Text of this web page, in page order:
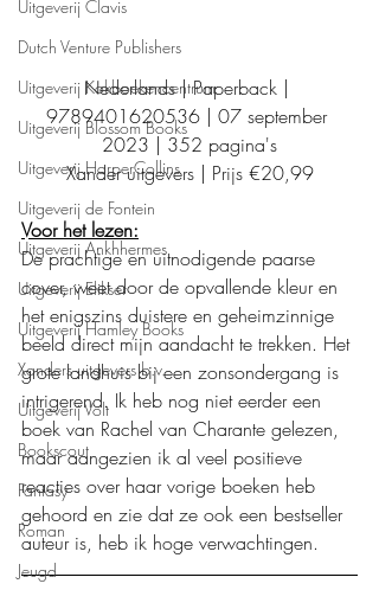
Uitgeverij Clavis
Dutch Venture Publishers
Uitgeverij Kokboekencentrum
Uitgeverij Blossom Books
Uitgeverij HarperCollins
Uitgeverij de Fontein
Uitgeverij Ankhhermes
Uitgeverij Elikser
Uitgeverij Hamley Books
Xanders uitgevers b.v.
Uitgeverij Volt
Bookscout
Fantasy
Roman
Jeugd
Nederlands | Paperback |
9789401620536 | 07 september
2023 | 352 pagina's
Xander uitgevers | Prijs €20,99
Voor het lezen:
De prachtige en uitnodigende paarse
cover, weet door de opvallende kleur en
het enigszins duistere en geheimzinnige
beeld direct mijn aandacht te trekken. Het
grote landhuis bij een zonsondergang is
intrigerend. Ik heb nog niet eerder een
boek van Rachel van Charante gelezen,
maar aangezien ik al veel positieve
reacties over haar vorige boeken heb
gehoord en zie dat ze ook een bestseller
auteur is, heb ik hoge verwachtingen.